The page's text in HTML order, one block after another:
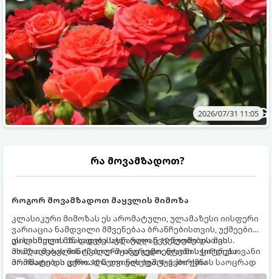
2026/07/31 11:05
რა მოვამზადოთ?
როგორ მოვამზადოთ მაყვლის მიმოზა
კლასიკური მიმოზას ეს არომატული, ულამაზესი იისფერი
ვარიაცია ნამდვილი მშვენებაა ბრანჩებისთვის, უქმეების
დილისთვის ან სადღესასწაულო წვეულებებისთვის.
ახალი მაყვლის ტკბილ-მჟავე გემო, ლაიმის ციტრუსოვანი
არომატი და ცქრიალა ღვინის ბუშტუკები ქმნის საოცრად
დახვეწილ და მაგრილებელ კოქტეილს.
ეს სასმელი მზადდება სულ რაღაც 10 წუთში და მის
მომზადებას მინიმალური ინგრედიენტები სჭირდება.
მომზადების დრო: 10 წუთი ულუფა: 4–6 პორცია